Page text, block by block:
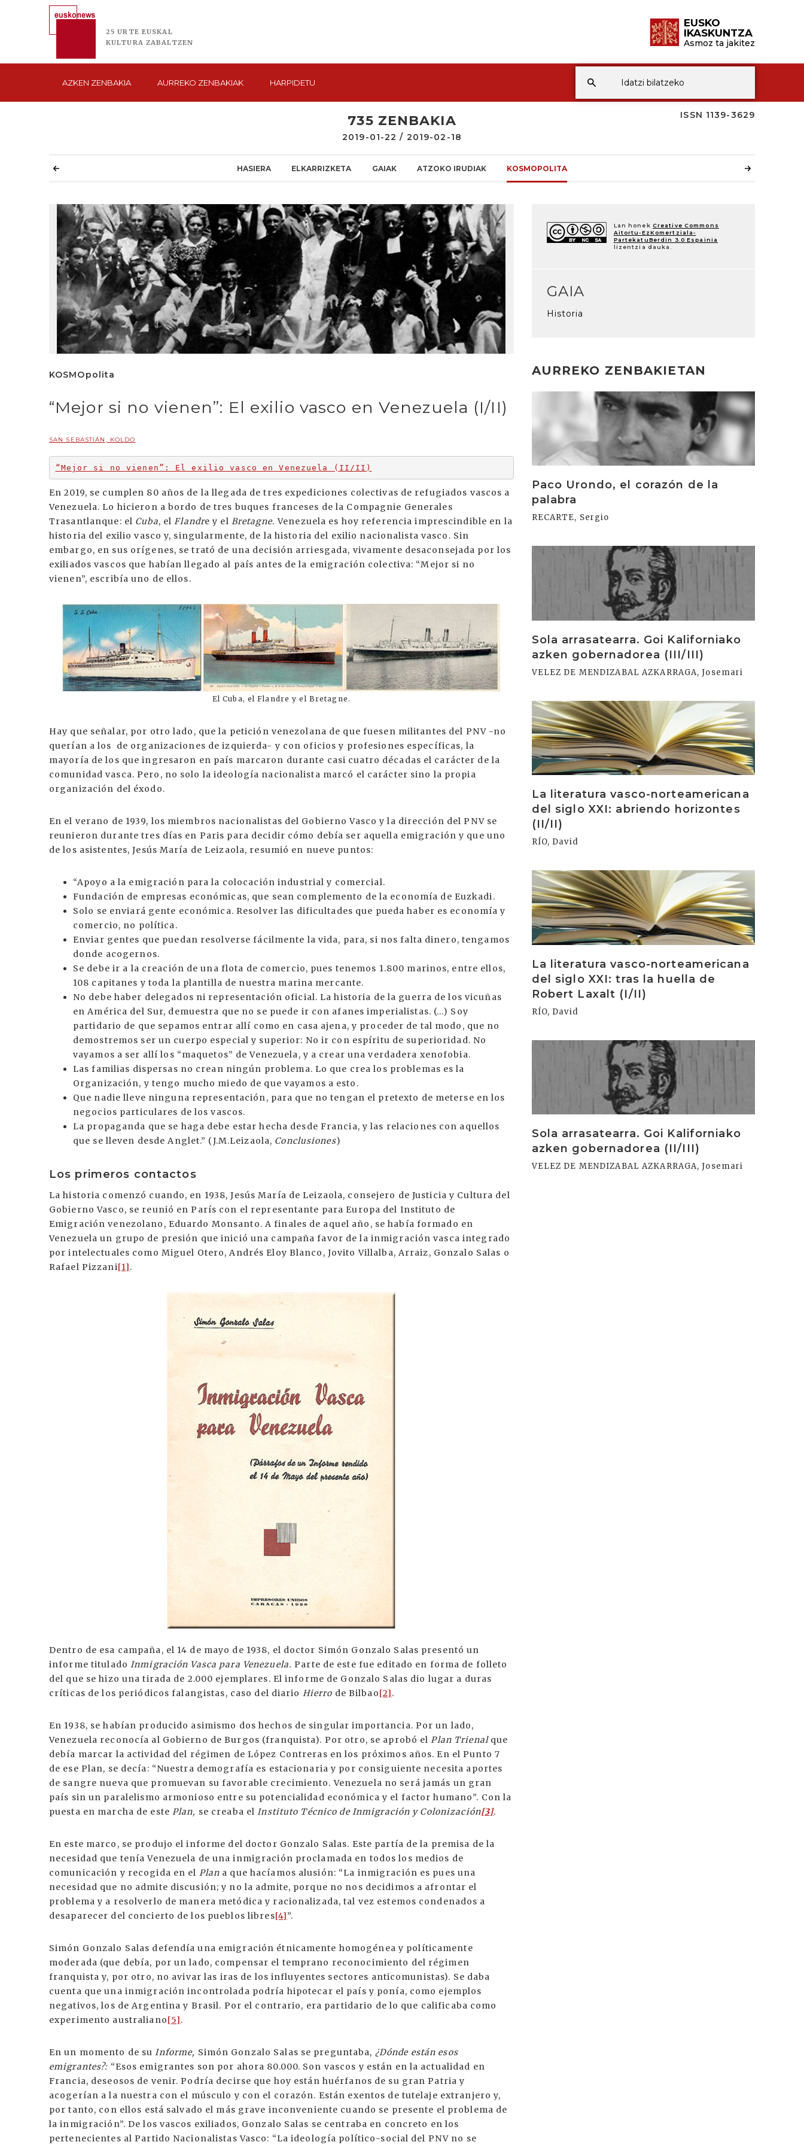
25 URTE EUSKAL
KULTURA ZABALTZEN
EUSKO
IKASKUNTZA
Asmoz ta jakitez
AZKEN ZENBAKIA AURREKO ZENBAKIAK HARPIDETU
ISSN 1139-3629
735 ZENBAKIA
2019-01-22 / 2019-02-18
HASIERA ELKARRIZKETA GAIAK ATZOKO IRUDIAK KOSMOPOLITA
KOSMOpolita
“Mejor si no vienen”: El exilio vasco en Venezuela (I/II)
SAN SEBASTIÁN, KOLDO
“Mejor si no vienen”: El exilio vasco en Venezuela (II/II)
En 2019, se cumplen 80 años de la llegada de tres expediciones colectivas de refugiados vascos a
Venezuela. Lo hicieron a bordo de tres buques franceses de la Compagnie Generales
Trasantlanque: el Cuba, elFlandre y el Bretagne.Venezuela es hoy referencia imprescindible en la
historia del exilio vasco y, singularmente, de la historia del exilio nacionalista vasco. Sin
embargo, en sus orígenes, se trató de una decisión arriesgada, vivamente desaconsejada por los
exiliados vascos que habían llegado al país antes de la emigración colectiva: “Mejor si no
vienen”, escribía uno de ellos.
El Cuba, el Flandre y el Bretagne.
Hay que señalar, por otro lado, que la petición venezolana de que fuesen militantes del PNV -no
querían a los de organizaciones de izquierda- y con oficios y profesiones específicas, la
mayoría de los que ingresaron en país marcaron durante casi cuatro décadas el carácter de la
comunidad vasca. Pero, no solo la ideología nacionalista marcó el carácter sino la propia
organización del éxodo.
En el verano de 1939, los miembros nacionalistas del Gobierno Vasco y la dirección del PNV se
reunieron durante tres días en Paris para decidir cómo debía ser aquella emigración y que uno
de los asistentes, Jesús María de Leizaola, resumió en nueve puntos:
“Apoyo a la emigración para la colocación industrial y comercial.
Fundación de empresas económicas, que sean complemento de la economía de Euzkadi.
Solo se enviará gente económica. Resolver las dificultades que pueda haber es economía y
comercio, no política.
Enviar gentes que puedan resolverse fácilmente la vida, para, si nos falta dinero, tengamos
donde acogernos.
Se debe ir a la creación de una flota de comercio, pues tenemos 1.800 marinos, entre ellos,
108 capitanes y toda la plantilla de nuestra marina mercante.
No debe haber delegados ni representación oficial. La historia de la guerra de los vicuñas
en América del Sur, demuestra que no se puede ir con afanes imperialistas. (…) Soy
partidario de que sepamos entrar allí como en casa ajena, y proceder de tal modo, que no
demostremos ser un cuerpo especial y superior: No ir con espíritu de superioridad. No
vayamos a ser allí los “maquetos” de Venezuela, y a crear una verdadera xenofobia.
Las familias dispersas no crean ningún problema. Lo que crea los problemas es la
Organización, y tengo mucho miedo de que vayamos a esto.
Que nadie lleve ninguna representación, para que no tengan el pretexto de meterse en los
negocios particulares de los vascos.
La propaganda que se haga debe estar hecha desde Francia, y las relaciones con aquellos
que se lleven desde Anglet.” (J.M.Leizaola, Conclusiones)
Los primeros contactos
La historia comenzó cuando, en 1938, Jesús María de Leizaola, consejero de Justicia y Cultura del
Gobierno Vasco, se reunió en París con el representante para Europa del Instituto de
Emigración venezolano, Eduardo Monsanto. A finales de aquel año, se había formado en
Venezuela un grupo de presión que inició una campaña favor de la inmigración vasca integrado
por intelectuales como Miguel Otero, Andrés Eloy Blanco, Jovito Villalba, Arraiz, Gonzalo Salas o
Rafael Pizzani[1].
Dentro de esa campaña, el 14 de mayo de 1938, el doctor Simón Gonzalo Salas presentó un
informe tituladoInmigración Vasca para Venezuela.Parte de este fue editado en forma de folleto
del que se hizo una tirada de 2.000 ejemplares. El informe de Gonzalo Salas dio lugar a duras
críticas de los periódicos falangistas, caso del diario Hierro de Bilbao[2].
En 1938, se habían producido asimismo dos hechos de singular importancia. Por un lado,
Venezuela reconocía al Gobierno de Burgos (franquista). Por otro, se aprobó elPlan Trienal que
debía marcar la actividad del régimen de López Contreras en los próximos años. En el Punto 7
de ese Plan, se decía: “Nuestra demografía es estacionaria y por consiguiente necesita aportes
de sangre nueva que promuevan su favorable crecimiento. Venezuela no será jamás un gran
país sin un paralelismo armonioso entre su potencialidad económica y el factor humano”. Con la
puesta en marcha de este Plan, se creaba elInstituto Técnico de Inmigración y Colonización[3].
En este marco, se produjo el informe del doctor Gonzalo Salas. Este partía de la premisa de la
necesidad que tenía Venezuela de una inmigración proclamada en todos los medios de
comunicación y recogida en el Plan a que hacíamos alusión: “La inmigración es pues una
necesidad que no admite discusión; y no la admite, porque no nos decidimos a afrontar el
problema y a resolverlo de manera metódica y racionalizada, tal vez estemos condenados a
desaparecer del concierto de los pueblos libres[4]”.
Simón Gonzalo Salas defendía una emigración étnicamente homogénea y políticamente
moderada (que debía, por un lado, compensar el temprano reconocimiento del régimen
franquista y, por otro, no avivar las iras de los influyentes sectores anticomunistas). Se daba
cuenta que una inmigración incontrolada podría hipotecar el país y ponía, como ejemplos
negativos, los de Argentina y Brasil. Por el contrario, era partidario de lo que calificaba como
experimento australiano[5].
En un momento de suInforme, Simón Gonzalo Salas se preguntaba, ¿Dónde están esos
emigrantes?: “Esos emigrantes son por ahora 80.000. Son vascos y están en la actualidad en
Francia, deseosos de venir. Podría decirse que hoy están huérfanos de su gran Patria y
acogerían a la nuestra con el músculo y con el corazón. Están exentos de tutelaje extranjero y,
por tanto, con ellos está salvado el más grave inconveniente cuando se presente el problema de
la inmigración”. De los vascos exiliados, Gonzalo Salas se centraba en concreto en los
pertenecientes al Partido Nacionalistas Vasco: “La ideología político-social del PNV no se
Lan honek Creative Commons
Aitortu-EzKomertziala-
PartekatuBerdin 3.0 Espainia
lizentzia dauka.
GAIA
Historia
AURREKO ZENBAKIETAN
Paco Urondo, el corazón de la
palabra
RECARTE, Sergio
Sola arrasatearra. Goi Kaliforniako
azken gobernadorea (III/III)
VELEZ DE MENDIZABAL AZKARRAGA, Josemari
La literatura vasco-norteamericana
del siglo XXI: abriendo horizontes
(II/II)
RÍO, David
Irakurri
La literatura vasco-norteamericana
del siglo XXI: tras la huella de
Robert Laxalt (I/II)
RÍO, David
Irakurri
Sola arrasatearra. Goi Kaliforniako
azken gobernadorea (II/III)
VELEZ DE MENDIZABAL AZKARRAGA, Josemari